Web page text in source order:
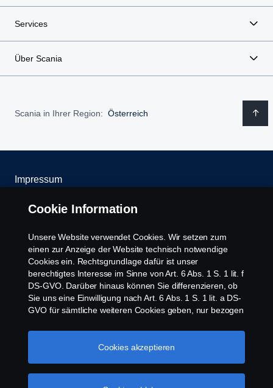
Services
Über Scania
Scania in Ihrer Region: Österreich
Impressum
Datenschutz
Rechtliche Hinweise
Cookies
Kontakt
Cookie Information
Unsere Website verwendet Cookies. Wir setzen zum
einen zur Anzeige der Website technisch notwendige
Cookies ein. Rechtsgrundlage dafür ist unser
berechtigtes Interesse im Sinne von Art. 6 Abs. 1 S. 1 lit. f
DS-GVO. Darüber hinaus können Sie differenzieren, ob
Sie uns eine Einwilligung nach Art. 6 Abs. 1 S. 1 lit. a DS-
GVO für sämtliche weiteren Cookies geben, nur bezogen
Diese Einwilligung ist freiwillig und kann jederzeit mit
Zukunftswirkung widerrufen werden. Unsere Anbieter
Cookies akzeptieren